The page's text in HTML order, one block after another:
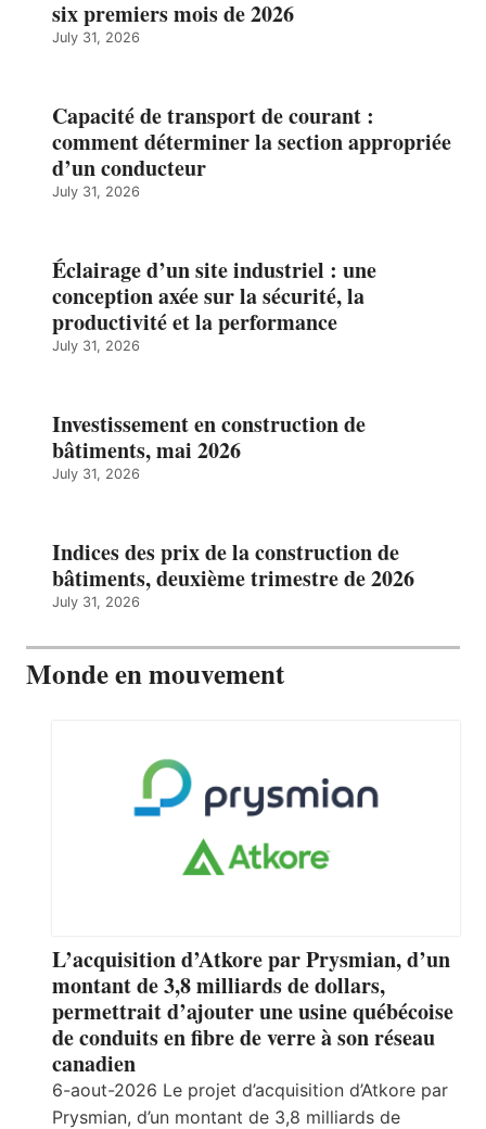
six premiers mois de 2026
July 31, 2026
Capacité de transport de courant :
comment déterminer la section appropriée
d’un conducteur
July 31, 2026
Éclairage d’un site industriel : une
conception axée sur la sécurité, la
productivité et la performance
July 31, 2026
Investissement en construction de
bâtiments, mai 2026
July 31, 2026
Indices des prix de la construction de
bâtiments, deuxième trimestre de 2026
July 31, 2026
Monde en mouvement
L’acquisition d’Atkore par Prysmian, d’un
montant de 3,8 milliards de dollars,
permettrait d’ajouter une usine québécoise
de conduits en fibre de verre à son réseau
canadien
6-aout-2026 Le projet d’acquisition d’Atkore par
Prysmian, d’un montant de 3,8 milliards de